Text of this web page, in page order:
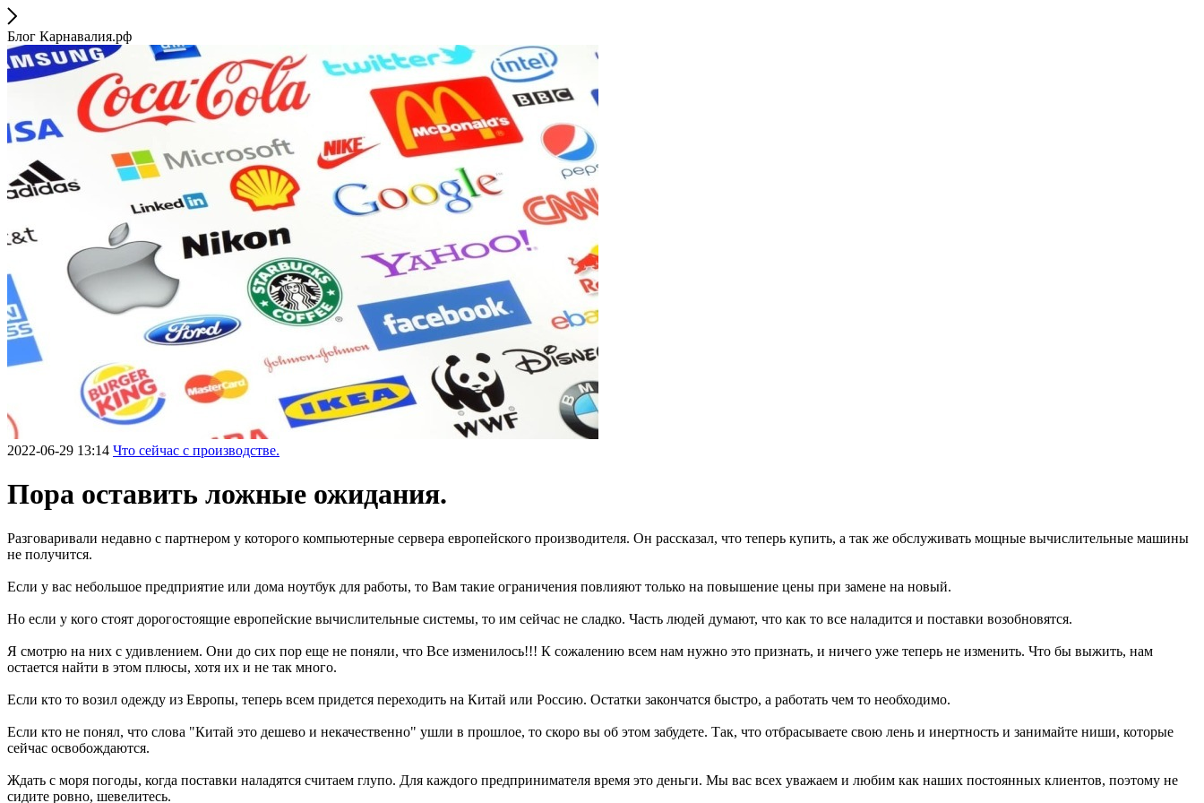
Блог Карнавалия.рф
2022-06-29 13:14 Что сейчас с производстве.
Пора оставить ложные ожидания.
Разговаривали недавно с партнером у которого компьютерные сервера европейского производителя. Он рассказал, что теперь купить, а так же обслуживать мощные вычислительные машины
не получится.
Если у вас небольшое предприятие или дома ноутбук для работы, то Вам такие ограничения повлияют только на повышение цены при замене на новый.
Но если у кого стоят дорогостоящие европейские вычислительные системы, то им сейчас не сладко. Часть людей думают, что как то все наладится и поставки возобновятся.
Я смотрю на них с удивлением. Они до сих пор еще не поняли, что Все изменилось!!! К сожалению всем нам нужно это признать, и ничего уже теперь не изменить. Что бы выжить, нам
остается найти в этом плюсы, хотя их и не так много.
Если кто то возил одежду из Европы, теперь всем придется переходить на Китай или Россию. Остатки закончатся быстро, а работать чем то необходимо.
Если кто не понял, что слова "Китай это дешево и некачественно" ушли в прошлое, то скоро вы об этом забудете. Так, что отбрасываете свою лень и инертность и занимайте ниши, которые
сейчас освобождаются.
Ждать с моря погоды, когда поставки наладятся считаем глупо. Для каждого предпринимателя время это деньги. Мы вас всех уважаем и любим как наших постоянных клиентов, поэтому не
сидите ровно, шевелитесь.